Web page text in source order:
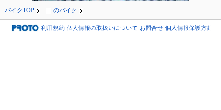
バイクTOP のバイク
利用規約 個人情報の取扱いについて お問合せ 個人情報保護方針